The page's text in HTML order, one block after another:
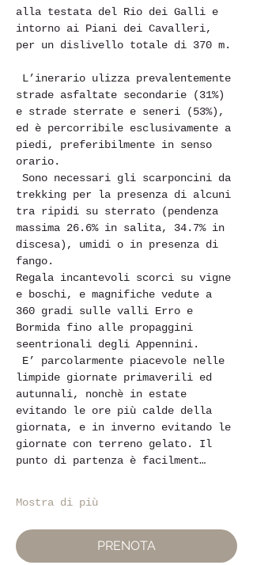
alla testata del Rio dei Galli e
intorno ai Piani dei Cavalleri,
per un dislivello totale di 370 m.
strade asfaltate secondarie (31%)
e strade sterrate e seneri (53%),
ed è percorribile esclusivamente a
piedi, preferibilmente in senso
orario.
trekking per la presenza di alcuni
tra ripidi su sterrato (pendenza
massima 26.6% in salita, 34.7% in
discesa), umidi o in presenza di
fango.
Regala incantevoli scorci su vigne
e boschi, e magnifiche vedute a
360 gradi sulle valli Erro e
Bormida fino alle propaggini
seentrionali degli Appennini.
limpide giornate primaverili ed
autunnali, nonchè in estate
evitando le ore più calde della
giornata, e in inverno evitando le
giornate con terreno gelato. Il
punto di partenza è facilment…
Mostra di più
PRENOTA